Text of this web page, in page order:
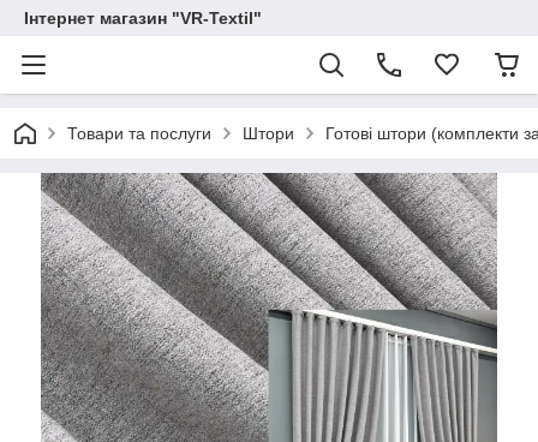
Інтернет магазин "VR-Textil"
Товари та послуги Штори Готові штори (комплекти